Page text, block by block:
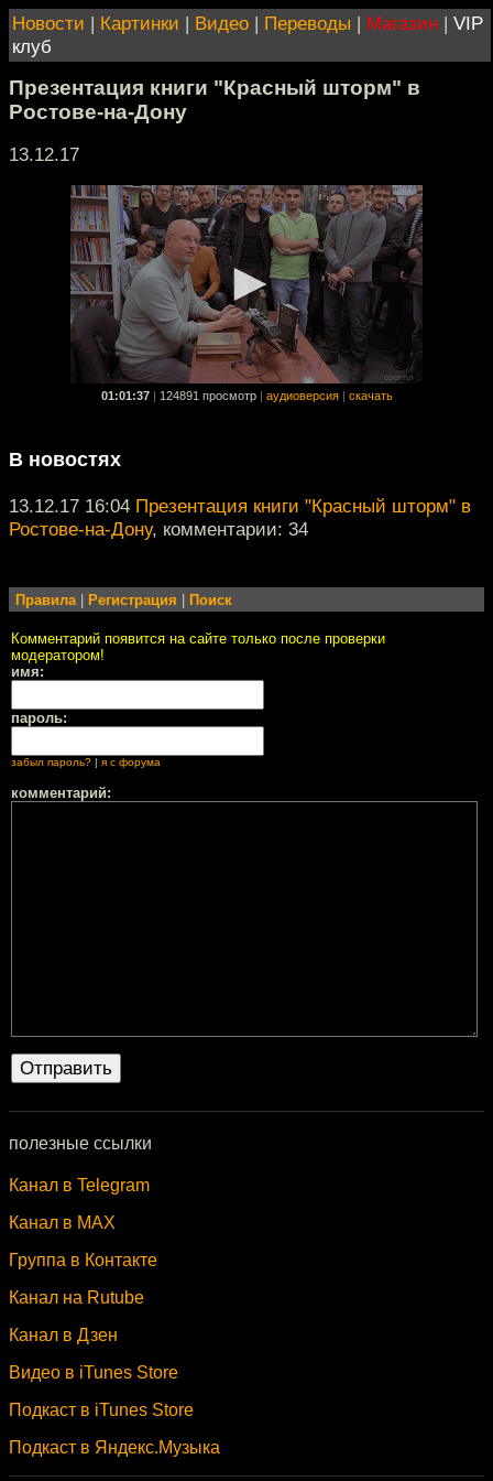
Новости | Картинки | Видео | Переводы | Магазин | VIP
клуб
Презентация книги "Красный шторм" в
Ростове-на-Дону
13.12.17
01:01:37 124891 просмотр аудиоверсия скачать
В новостях
13.12.17 16:04 Презентация книги "Красный шторм" в
Ростове-на-Дону, комментарии: 34
Правила| Регистрация Поиск
Комментарий появится на сайте только после проверки
модератором!
имя:
пароль:
забыл пароль? я с форума
комментарий:
полезные ссылки
Канал в Telegram
Канал в MAX
Группа в Контакте
Канал на Rutube
Канал в Дзен
Видео в iTunes Store
Подкаст в iTunes Store
Подкаст в Яндекс.Музыка